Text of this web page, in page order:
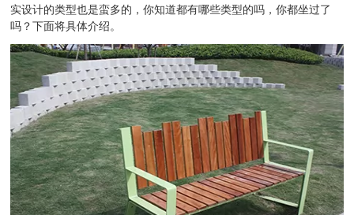
实设计的类型也是蛮多的，你知道都有哪些类型的吗，你都坐过了
吗？下面将具体介绍。